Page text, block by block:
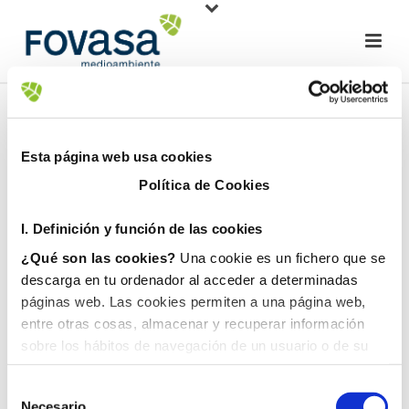
Esta página web usa cookies
Política de Cookies
I. Definición y función de las cookies
¿Qué son las cookies? Una cookie es un fichero que se
descarga en tu ordenador al acceder a determinadas
páginas web. Las cookies permiten a una página web,
entre otras cosas, almacenar y recuperar información
sobre los hábitos de navegación de un usuario o de su
equipo y, dependiendo de la información que contengan y
de la forma en que utilice su equipo, pueden utilizarse